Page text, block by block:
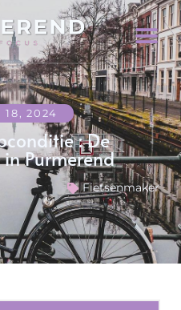
18, 2024
: De
Purmerend
Fietsenmaker